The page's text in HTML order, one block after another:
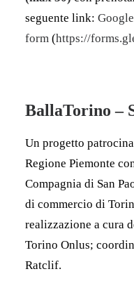
seguente link: Google
form (https://
BallaTorino –
Un progetto
Regione Piemonte
Compagnia di San
di commercio di
realizzazione a cura
Torino Onlus;
Ratclif.